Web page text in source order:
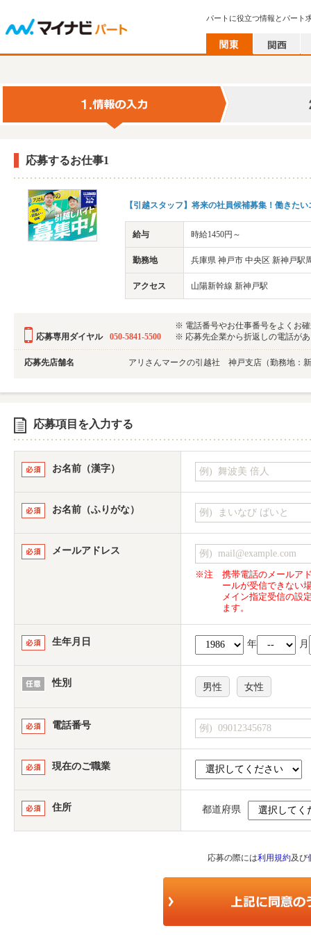
パートに役立つ情報とパート
応募するお仕事1
【引越スタッフ】将来の社員候補募集！働きた
給与 時給1450円～
勤務地 兵庫県 神戸市 中央区 新神戸駅
アクセス 山陽新幹線 新神戸駅
応募専用ダイヤル 050-5841-5500
※ 電話番号やお仕事番号をよくお
※ 応募先企業から折返しの電話が
応募先店舗名 アリさんマークの引越社 神戸支店（勤務地：
応募項目を入力する
お名前（漢字）
お名前（ふりがな）
メールアドレス
※注
携帯電話のメールア
ールが受信できない
メイン指定受信の設
ます。
生年月日 年 月
性別 男性 女性
電話番号
現在のご職業
住所 都道府県
応募の際には利用規約及び